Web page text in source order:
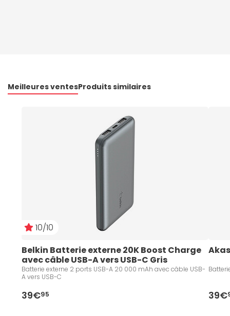
Meilleures ventesProduits similaires
10/10
Belkin Batterie externe 20K Boost Charge
avec câble USB-A vers USB-C Gris
Batterie externe 2 ports USB-A 20 000 mAh avec câble USB-
A vers USB-C
39€95 39€